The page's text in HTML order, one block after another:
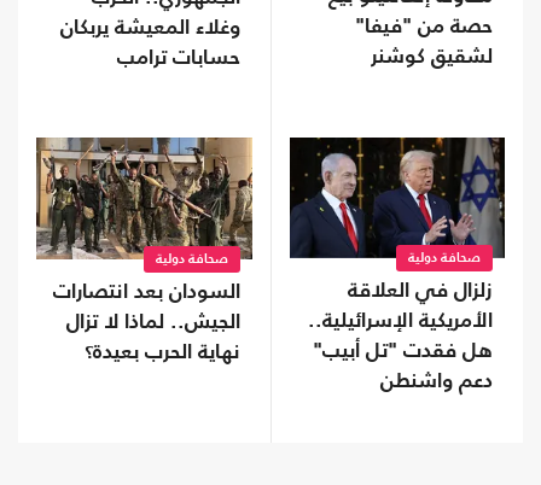
حصة من "فيفا"
لشقيق كوشنر
وغلاء المعيشة يربكان
حسابات ترامب
صحافة دولية
زلزال في العلاقة
الأمريكية الإسرائيلية..
هل فقدت "تل أبيب"
دعم واشنطن
صحافة دولية
السودان بعد انتصارات
الجيش.. لماذا لا تزال
نهاية الحرب بعيدة؟